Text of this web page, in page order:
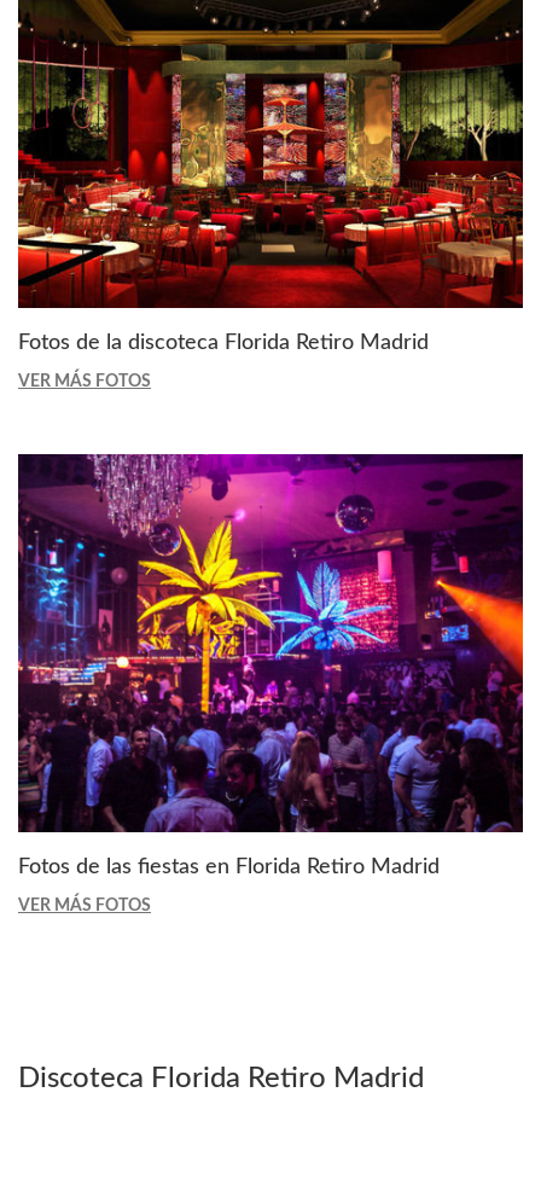
Fotos de la discoteca Florida Retiro Madrid
VER MÁS FOTOS
Fotos de las fiestas en Florida Retiro Madrid
VER MÁS FOTOS
Discoteca Florida Retiro Madrid